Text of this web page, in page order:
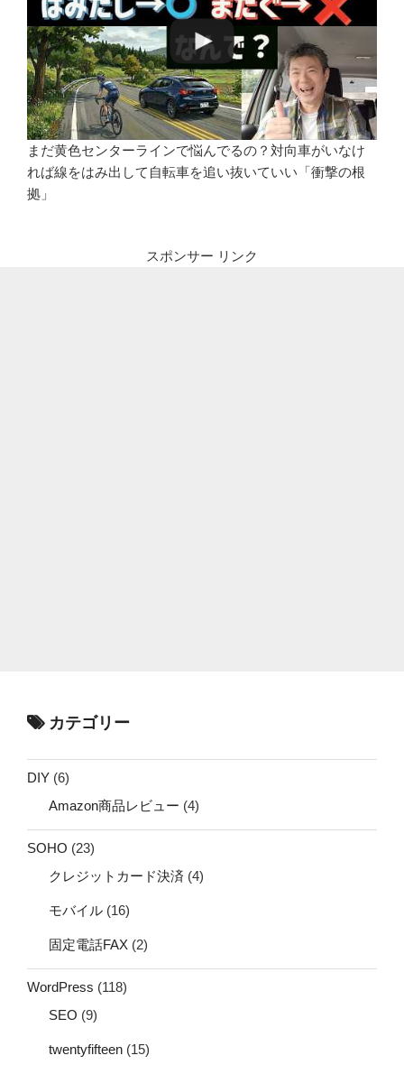
まだ黄色センターラインで悩んでるの？対向車がいなけ
れば線をはみ出して自転車を追い抜いていい「衝撃の根
拠」
スポンサー リンク
カテゴリー
DIY (6)
Amazon商品レビュー (4)
SOHO (23)
クレジットカード決済 (4)
モバイル (16)
固定電話FAX (2)
WordPress (118)
SEO (9)
twentyfifteen (15)